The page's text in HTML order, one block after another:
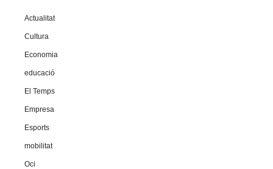
Actualitat
Cultura
Economia
educació
El Temps
Empresa
Esports
mobilitat
Oci